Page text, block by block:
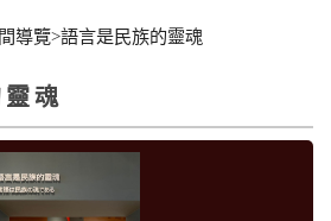
導覽>語言是民族的靈魂
魂